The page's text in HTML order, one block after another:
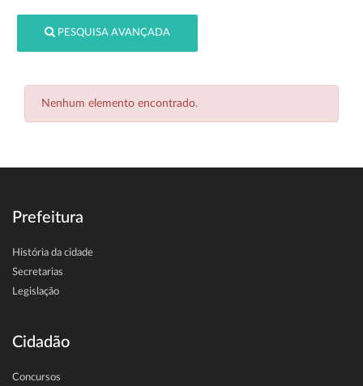
PESQUISA AVANÇADA
Nenhum elemento encontrado.
Prefeitura
História da cidade
Secretarias
Legislação
Cidadão
Concursos